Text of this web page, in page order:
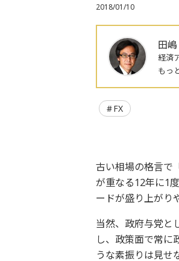
2018/01/10
田
経済
もっ
FX
古い相場の格言で
が重なる12年に1
ードが盛り上がり
当然、政府与党と
し、政策面で常に
うな素振りは見せ